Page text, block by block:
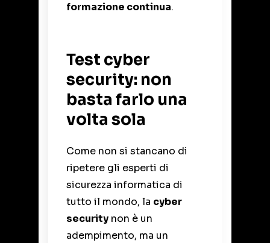
formazione continua.
Test cyber
security: non
basta farlo una
volta sola
Come non si stancano di
ripetere gli esperti di
sicurezza informatica di
tutto il mondo, la cyber
security non è un
adempimento, ma un